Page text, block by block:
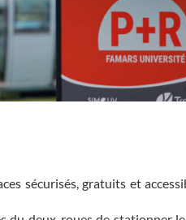
sécurisés, gratuits et